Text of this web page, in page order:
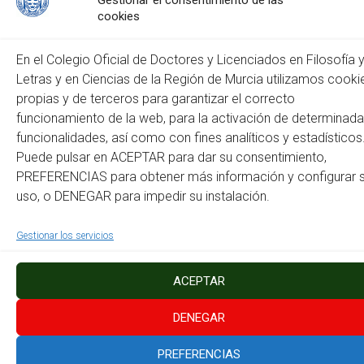
cookies
En el Colegio Oficial de Doctores y Licenciados en Filosofía
Letras y en Ciencias de la Región de Murcia utilizamos
propias y de terceros para garantizar el correcto
funcionamiento de la web, para la activación de
funcionalidades, así como con fines analíticos y
Puede pulsar en ACEPTAR para dar su consentimiento,
PREFERENCIAS para obtener más información y configurar
uso, o DENEGAR para impedir su instalación.
Gestionar los servicios
ACEPTAR
DENEGAR
PREFERENCIAS
Este sitio usa Akismet para reducir el spam.Aprende cómo
se procesan los datos de tus comentarios.
Copyright © 2026Colegio Oficial de Doctores y Licenciados en Filosofía y Letras
y en Ciencias de la Región de Murcia. Todos los derechos reservados.
por ThemeGrill. Funciona con
Política de Cookies
Mapa del Sitio Accesibilidad Instagram Facebook